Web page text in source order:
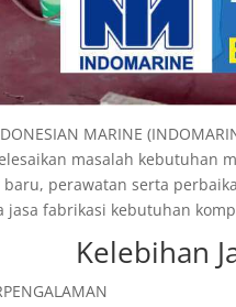
MARINE
masalah kebutuhan
perawatan serta
jasa fabrikasi kebutuhan
Kelebihan